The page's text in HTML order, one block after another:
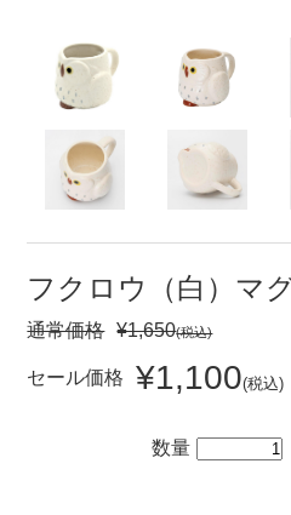
セール
50％OFF～ 50
アイテム
小皿
カレー皿・パスタ皿
フクロウ（白）マ
通常価格 ¥1,650(税込)
セール価格 ¥1,100(税込)
数量